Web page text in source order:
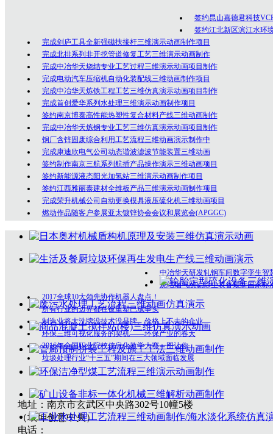
公司坚持以创意为核心的客户服务价值，秉承以专业技术为先导，以诚
签约昆山嘉德君科技
签约江北新区滨江水环
完成剑庐工具全新强磁扶接杆三维演示动画制作项目
完成北排系列非开挖管道修复工艺三维演示动画制作
完成中冶华天烧结专业工艺过程三维演示动画项目制作
完成电动汽车压缩机自动化装配线三维动画制作项目
完成中冶华天炼铁工程工艺三维仿真演示动画项目制作
完成首创爱华系列水处理三维演示动画制作项目
签约南京博泰高性能热塑性复合材料产线三维动画制作
完成中冶华天炼钢专业工艺三维仿真演示动画项目制作
钢厂含锌固废综合利用工艺流程三维动画演示制作中
完成康迪欣电气公司动态谐波滤波节能装置三维动画
签约制作南京三航系列航插产品操作演示三维动画项目
签约新能源液态阳光加氢站三维演示动画制作项目
签约江西雅丽泰建材全维板产品三维演示动画制作项目
完成荣升机械公司自动更换模具液压硫化机三维动画项目
燃动作品随客户参展亚太镀锌协会会议和展览会(APGGC)
中冶华天研发轧钢车间数字孪生智
烧结烟气脱硫除尘装备最新国家标
2017全球10大领先协作机器人盘点！
所有行业的边界都在被重塑已成事实
制造业将大洗牌没技术没品牌、价格上不去的企业
环保三维可视化服务的契机——环保产业的春天
2016年全国职业院校信息化教学大赛一图让你
垃圾处理行业“十三五”期间在三大领域面临发展
地址：南京市玄武区中央路302号10幢5楼
（垠坤创意中央）
电话：